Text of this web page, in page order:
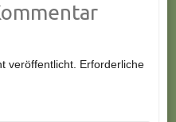
veröffentlicht. Erforderliche